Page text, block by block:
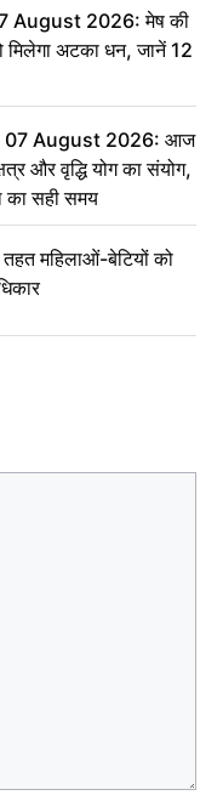
August 2026: मेष की
अटका धन, जानें 12
07 August 2026: आज
और वृद्धि योग का संयोग,
का सही समय
महिलाओं-बेटियों को